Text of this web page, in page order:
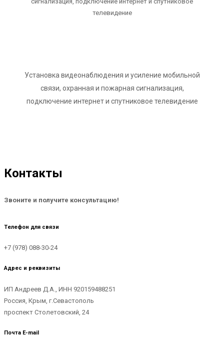
Установка видеонаблюдения и усиление мобильной
связи, охранная и пожарная сигнализация,
подключение интернет и спутниковое телевидение
Контакты
Звоните и получите консультацию!
Телефон для связи
+7 (978) 088-30-24
Адрес и реквизиты
ИП Андреев Д.А., ИНН 920159488251
Россия, Крым, г.Севастополь
проспект Столетовский, 24
Почта E-mail